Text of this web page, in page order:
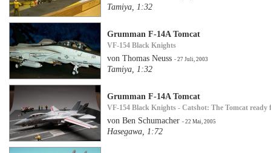
Tamiya, 1:32
Grumman F-14A Tomcat
VF-154 Black Knights
von Thomas Neuss- 27 Juli, 2003
Tamiya, 1:32
Grumman F-14A Tomcat
VF-154 Black Knights - Catshot: The Tomcat ready
von Ben Schumacher- 22 Mai, 2005
Hasegawa, 1:72